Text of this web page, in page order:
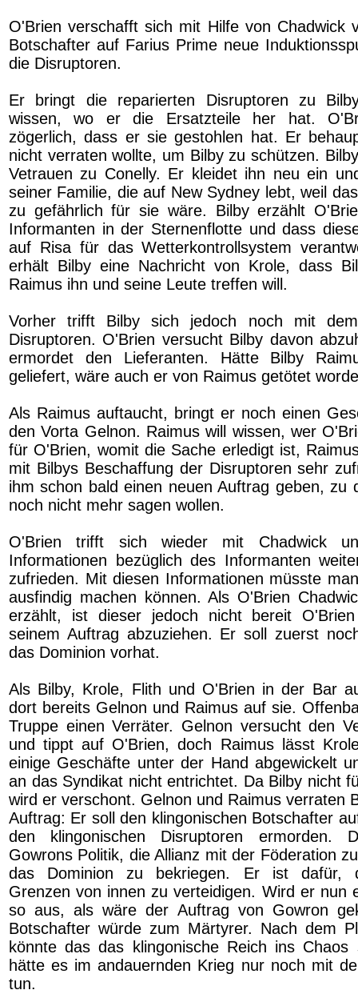
O'Brien verschafft sich mit Hilfe von Chadwick
Botschafter auf Farius Prime neue
die Disruptoren.
Er bringt die reparierten Disruptoren zu
wissen, wo er die Ersatzteile her hat.
zögerlich, dass er sie gestohlen hat. Er
nicht verraten wollte, um Bilby zu schützen.
Vetrauen zu Conelly. Er kleidet ihn neu ein
seiner Familie, die auf New Sydney lebt, weil
zu gefährlich für sie wäre. Bilby erzählt
Informanten in der Sternenflotte und dass
auf Risa für das Wetterkontrollsystem
erhält Bilby eine Nachricht von Krole, dass
Raimus ihn und seine Leute treffen will.
Vorher trifft Bilby sich jedoch noch mit
Disruptoren. O'Brien versucht Bilby davon
ermordet den Lieferanten. Hätte Bilby
geliefert, wäre auch er von Raimus getötet
Als Raimus auftaucht, bringt er noch einen
den Vorta Gelnon. Raimus will wissen, wer
für O'Brien, womit die Sache erledigt ist,
mit Bilbys Beschaffung der Disruptoren sehr
ihm schon bald einen neuen Auftrag geben, zu
noch nicht mehr sagen wollen.
O'Brien trifft sich wieder mit Chadwick
Informationen bezüglich des Informanten
zufrieden. Mit diesen Informationen müsste
ausfindig machen können. Als O'Brien
erzählt, ist dieser jedoch nicht bereit
seinem Auftrag abzuziehen. Er soll zuerst
das Dominion vorhat.
Als Bilby, Krole, Flith und O'Brien in der Bar
dort bereits Gelnon und Raimus auf sie.
Truppe einen Verräter. Gelnon versucht den
und tippt auf O'Brien, doch Raimus lässt
einige Geschäfte unter der Hand abgewickelt
an das Syndikat nicht entrichtet. Da Bilby nicht
wird er verschont. Gelnon und Raimus verraten
Auftrag: Er soll den klingonischen Botschafter
den klingonischen Disruptoren ermorden.
Gowrons Politik, die Allianz mit der Föderation
das Dominion zu bekriegen. Er ist dafür,
Grenzen von innen zu verteidigen. Wird er nun
so aus, als wäre der Auftrag von Gowron
Botschafter würde zum Märtyrer. Nach dem
könnte das das klingonische Reich ins
hätte es im andauernden Krieg nur noch mit
tun.